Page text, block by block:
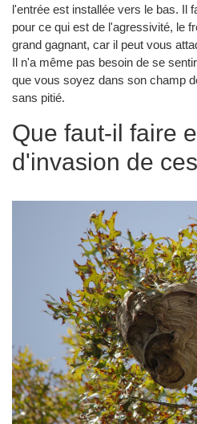
l'entrée est installée vers le bas. Il
pour ce qui est de l'agressivité, le
grand gagnant, car il peut vous
Il n'a même pas besoin de se
que vous soyez dans son champ
sans pitié.
Que faut-il faire
d'invasion de